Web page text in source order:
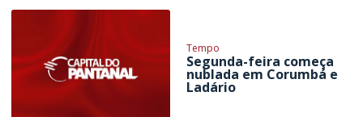
Tempo
Segunda-feira começa
nublada em Corumbá e
Ladário